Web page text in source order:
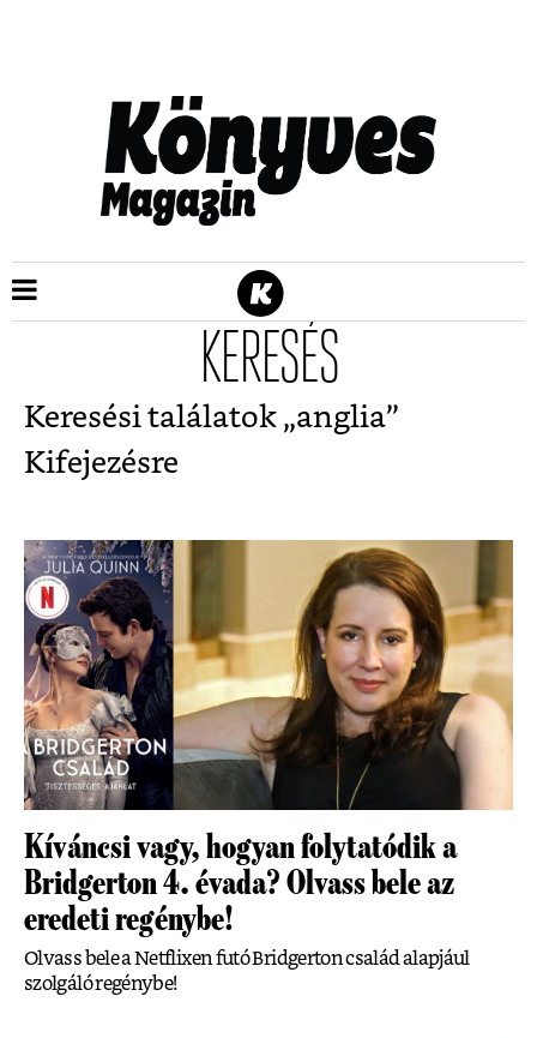
KERESÉS
Keresési találatok „anglia”
Kifejezésre
Kíváncsi vagy, hogyan folytatódik a
Bridgerton 4. évada? Olvass bele az
eredeti regénybe!
Olvass bele a Netflixen futó Bridgerton család alapjául
szolgáló regénybe!